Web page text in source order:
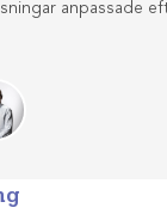
anpassade